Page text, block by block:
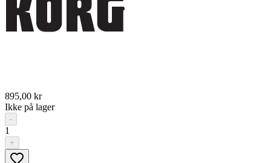
895,00 kr
Ikke på lager
-
1
+